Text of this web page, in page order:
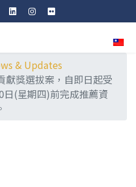
& Updates
獻獎選拔案，自即日起受
(星期四)前完成推薦資